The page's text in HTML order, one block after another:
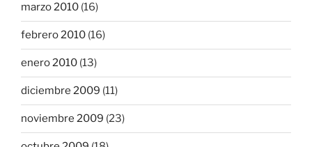
marzo 2010 (16)
febrero 2010 (16)
enero 2010 (13)
diciembre 2009 (11)
noviembre 2009 (23)